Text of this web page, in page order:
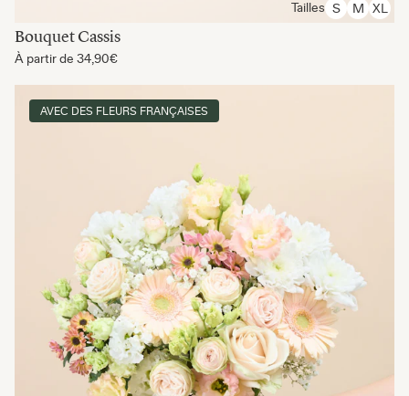
Tailles S M XL
Bouquet Cassis
À partir de 34,90€
AVEC DES FLEURS FRANÇAISES